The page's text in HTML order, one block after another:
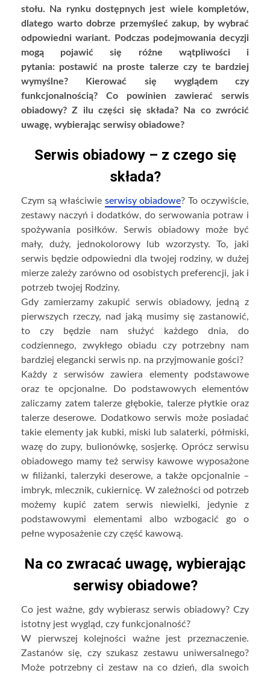
stołu. Na rynku dostępnych jest wiele kompletów,
dlatego warto dobrze przemyśleć zakup, by wybrać
odpowiedni wariant. Podczas podejmowania decyzji
mogą pojawić się różne wątpliwości i
pytania: postawić na proste talerze czy te bardziej
wymyślne? Kierować się wyglądem czy
funkcjonalnością? Co powinien zawierać serwis
obiadowy? Z ilu części się składa? Na co zwrócić
uwagę, wybierając serwisy obiadowe?
Serwis obiadowy – z czego się
składa?
Czym są właściwie serwisy obiadowe? To oczywiście,
zestawy naczyń i dodatków, do serwowania potraw i
spożywania posiłków. Serwis obiadowy może być
mały, duży, jednokolorowy lub wzorzysty. To, jaki
serwis będzie odpowiedni dla twojej rodziny, w dużej
mierze zależy zarówno od osobistych preferencji, jak i
potrzeb twojej Rodziny.
Gdy zamierzamy zakupić serwis obiadowy, jedną z
pierwszych rzeczy, nad jaką musimy się zastanowić,
to czy będzie nam służyć każdego dnia, do
codziennego, zwykłego obiadu czy potrzebny nam
bardziej elegancki serwis np. na przyjmowanie gości?
Każdy z serwisów zawiera elementy podstawowe
oraz te opcjonalne. Do podstawowych elementów
zaliczamy zatem talerze głębokie, talerze płytkie oraz
talerze deserowe. Dodatkowo serwis może posiadać
takie elementy jak kubki, miski lub salaterki, półmiski,
wazę do zupy, bulionówkę, sosjerkę. Oprócz serwisu
obiadowego mamy też serwisy kawowe wyposażone
w filiżanki, talerzyki deserowe, a także opcjonalnie –
imbryk, mlecznik, cukiernicę. W zależności od potrzeb
możemy kupić zatem serwis niewielki, jedynie z
podstawowymi elementami albo wzbogacić go o
pełne wyposażenie czy część kawową.
Na co zwracać uwagę, wybierając
serwisy obiadowe?
Co jest ważne, gdy wybierasz serwis obiadowy? Czy
istotny jest wygląd, czy funkcjonalność?
W pierwszej kolejności ważne jest przeznaczenie.
Zastanów się, czy szukasz zestawu uniwersalnego?
Może potrzebny ci zestaw na co dzień, dla swoich